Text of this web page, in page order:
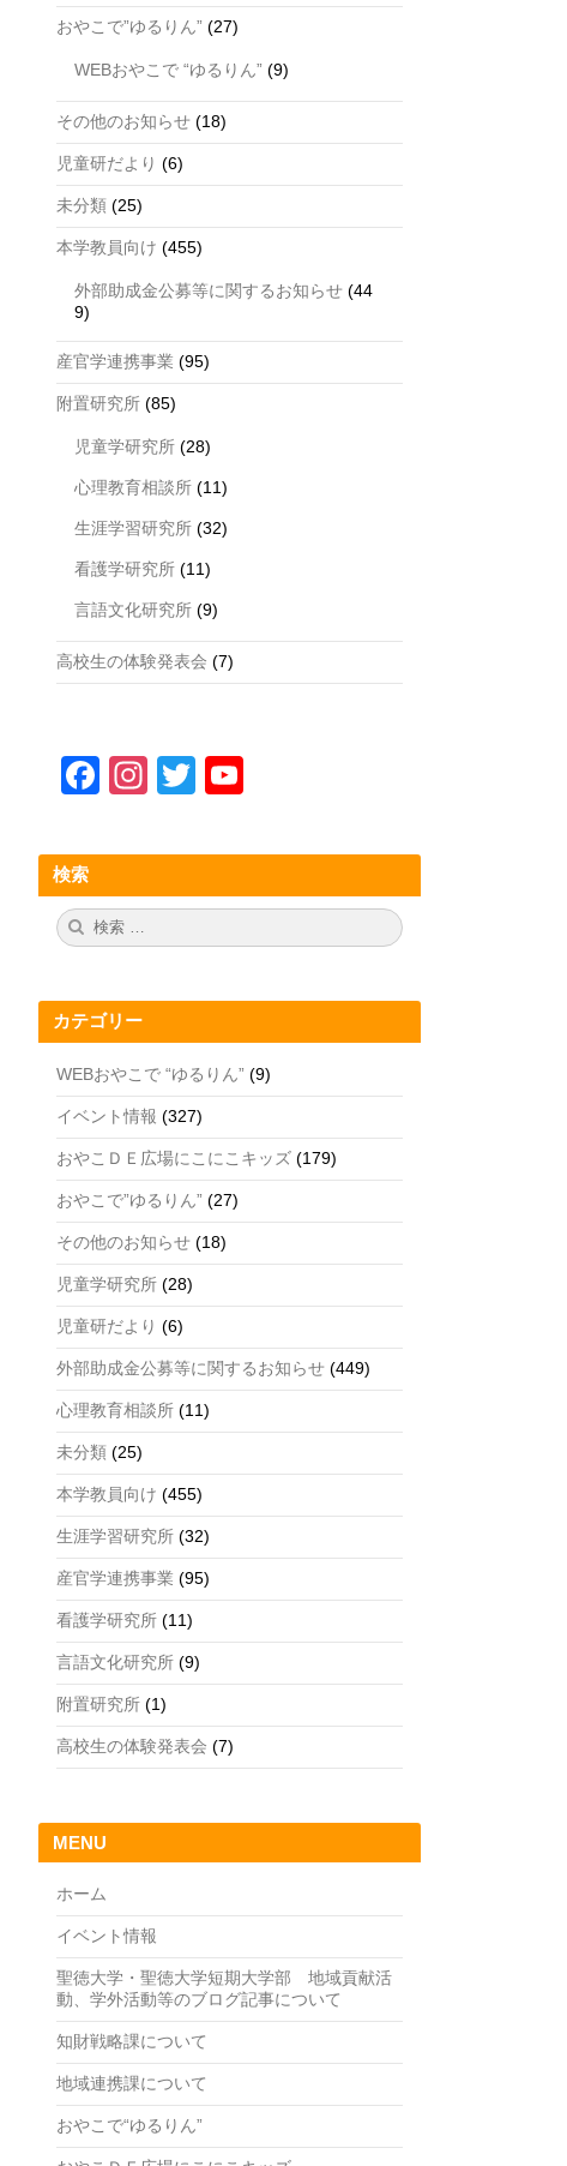
おやこで”ゆるりん” (27)
WEBおやこで “ゆるりん” (9)
その他のお知らせ (18)
児童研だより (6)
未分類 (25)
本学教員向け (455)
外部助成金公募等に関するお知らせ (44
9)
産官学連携事業 (95)
附置研究所 (85)
児童学研究所 (28)
心理教育相談所 (11)
生涯学習研究所 (32)
看護学研究所 (11)
言語文化研究所 (9)
高校生の体験発表会 (7)
F
c
e
b
o
k
In
a
gr
T
tt
er
u
T
e
C
h
n
el
検索
検
索:
カテゴリー
WEBおやこで “ゆるりん” (9)
イベント情報 (327)
おやこＤＥ広場にこにこキッズ (179)
おやこで”ゆるりん” (27)
その他のお知らせ (18)
児童学研究所 (28)
児童研だより (6)
外部助成金公募等に関するお知らせ (449)
心理教育相談所 (11)
未分類 (25)
本学教員向け (455)
生涯学習研究所 (32)
産官学連携事業 (95)
看護学研究所 (11)
言語文化研究所 (9)
附置研究所 (1)
高校生の体験発表会 (7)
MENU
ホーム
イベント情報
聖徳大学・聖徳大学短期大学部 地域貢献活
動、学外活動等のブログ記事について
知財戦略課について
地域連携課について
おやこで“ゆるりん”